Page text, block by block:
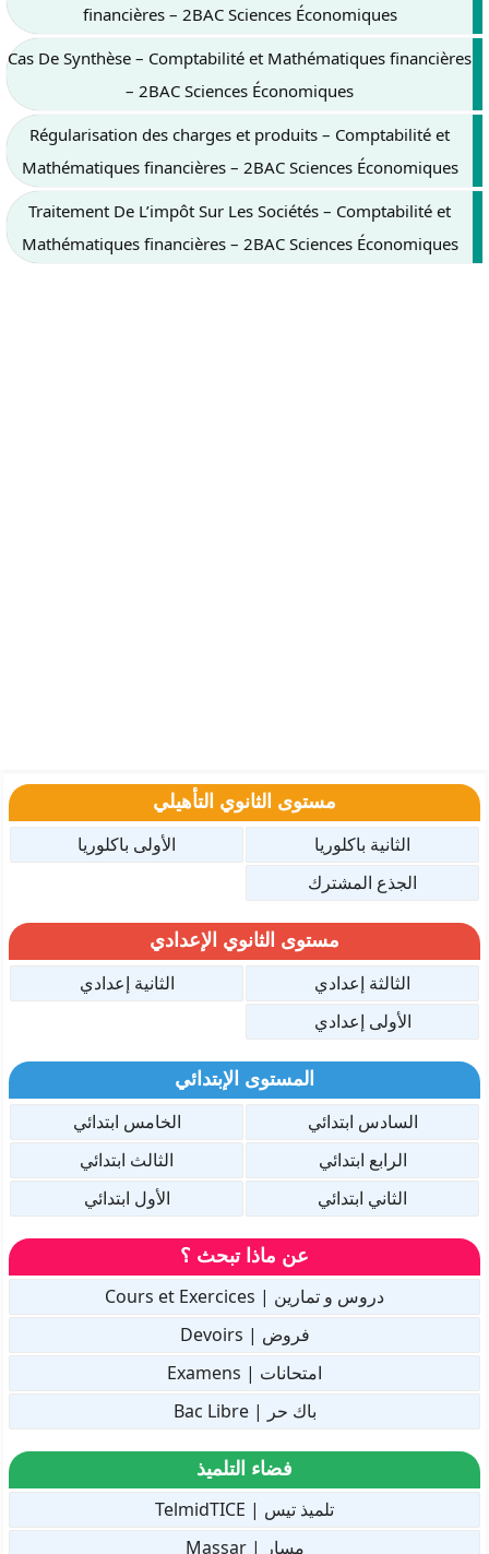
financières – 2BAC Sciences Économiques
Cas De Synthèse – Comptabilité et Mathématiques financières
– 2BAC Sciences Économiques
Régularisation des charges et produits – Comptabilité et
Mathématiques financières – 2BAC Sciences Économiques
Traitement De L’impôt Sur Les Sociétés – Comptabilité et
Mathématiques financières – 2BAC Sciences Économiques
مستوى الثانوي التأهيلي
الثانية باكلوريا
الأولى باكلوريا
الجذع المشترك
مستوى الثانوي الإعدادي
الثالثة إعدادي
الثانية إعدادي
الأولى إعدادي
المستوى الإبتدائي
السادس ابتدائي
الخامس ابتدائي
الرابع ابتدائي
الثالث ابتدائي
الثاني ابتدائي
الأول ابتدائي
عن ماذا تبحث ؟
دروس و تمارين | Cours et Exercices
فروض | Devoirs
امتحانات | Examens
باك حر | Bac Libre
فضاء التلميذ
تلميذ تيس | TelmidTICE
مسار | Massar